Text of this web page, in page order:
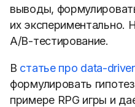
выводы,
их экспериментально.
A/B-тестирование.
В статье про data-
формулировать
примере RPG игры и